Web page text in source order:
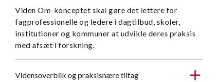
Viden Om-konceptet skal gøre det lettere for
fagprofessionelle og ledere i dagtilbud, skoler,
institutioner og kommuner at udvikle deres praksis
med afsæt i forskning.
Vidensoverblik og praksisnære tiltag